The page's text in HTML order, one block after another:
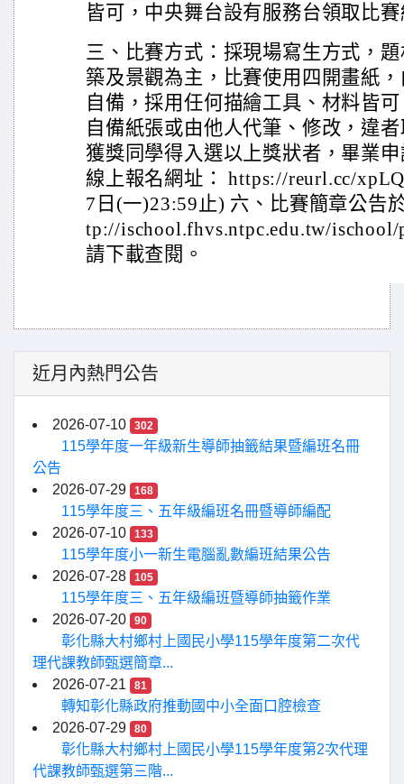
皆可，中央舞台設有服務台領取比
三、比賽方式：採現場寫生方式，
築及景觀為主，比賽使用四開畫紙
自備，採用任何描繪工具、材料皆
自備紙張或由他人代筆、修改，違
獲獎同學得入選以上獎狀者，畢業
線上報名網址： https://reurl.cc/
7日(一)23:59止) 六、比賽簡章公告
tp://ischool.fhvs.ntpc.edu.tw/
請下載查閱。
近月內熱門公告
2026-07-10 302
115學年度一年級新生導師抽籤結果暨編班名冊
公告
2026-07-29
168
115學年度三、五年級編班名冊暨導師編配
2026-07-10
133
115學年度小一新生電腦亂數編班結果公告
2026-07-28
105
115學年度三、五年級編班暨導師抽籤作業
2026-07-20
90
彰化縣大村鄉村上國民小學115學年度第二次代
理代課教師甄選簡章...
2026-07-21
81
轉知彰化縣政府推動國中小全面口腔檢查
2026-07-29
80
彰化縣大村鄉村上國民小學115學年度第2次代理
代課教師甄選第三階...